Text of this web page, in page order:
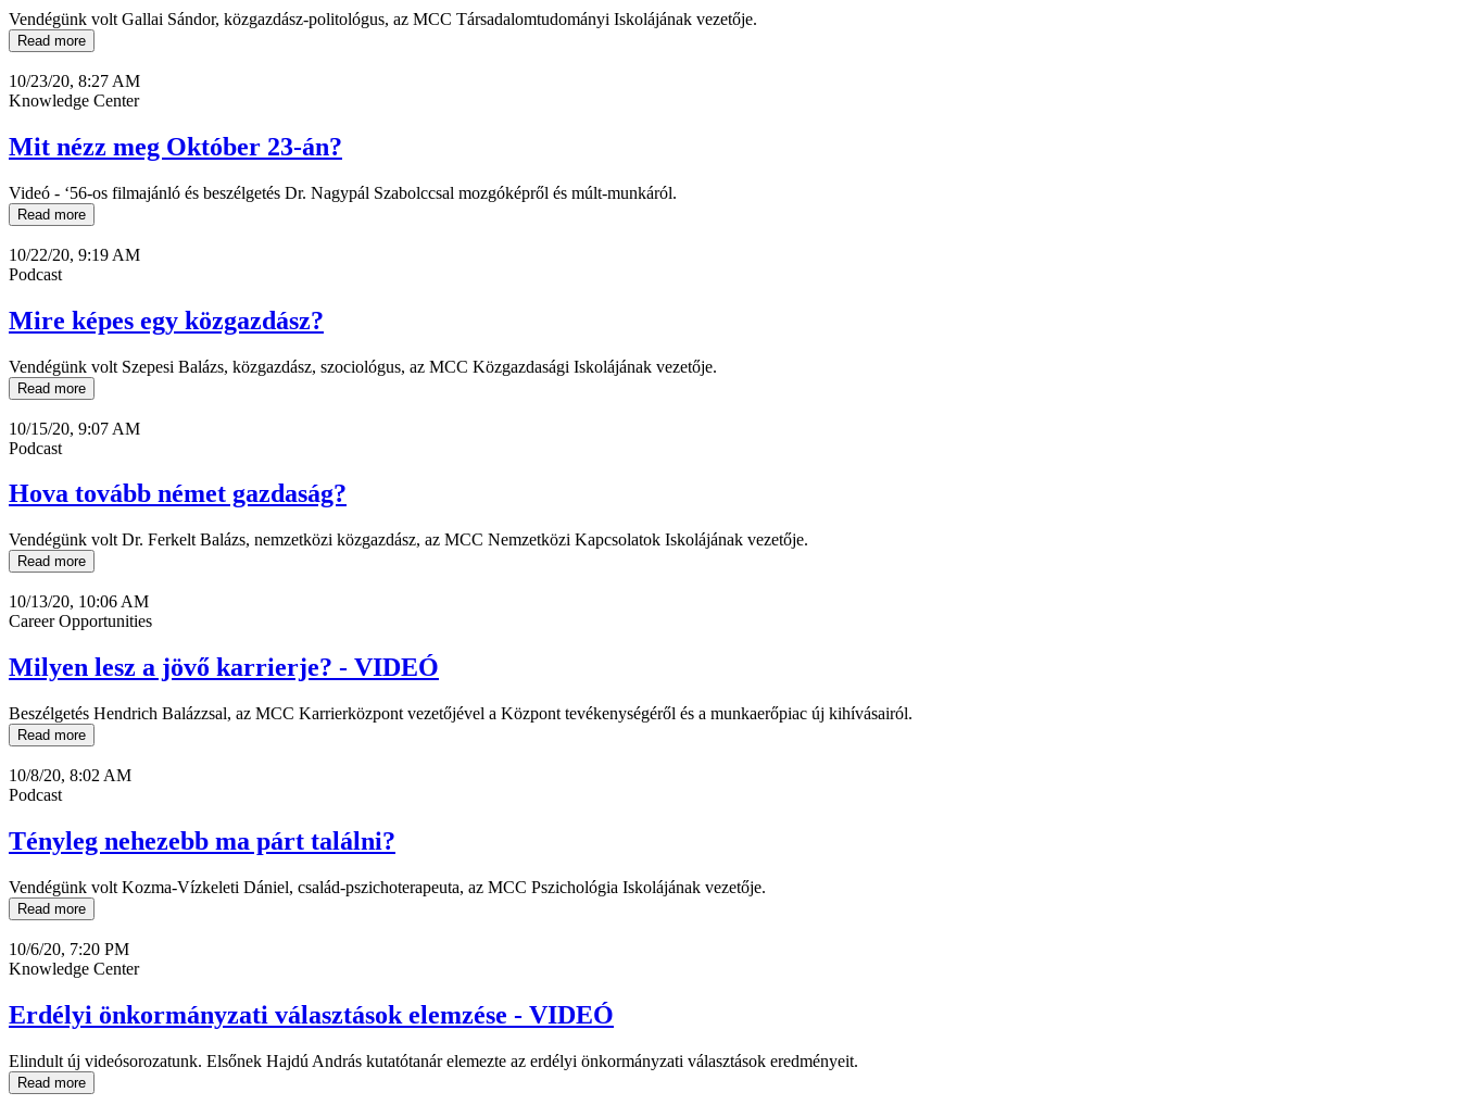
Vendégünk volt Gallai Sándor, közgazdász-politológus, az MCC Társadalomtudományi Iskolájának vezetője.
Read more
10/23/20, 8:27 AM
Knowledge Center
Mit nézz meg Október 23-án?
Videó - ‘56-os filmajánló és beszélgetés Dr. Nagypál Szabolccsal mozgóképről és múlt-munkáról.
Read more
10/22/20, 9:19 AM
Podcast
Mire képes egy közgazdász?
Vendégünk volt Szepesi Balázs, közgazdász, szociológus, az MCC Közgazdasági Iskolájának vezetője.
Read more
10/15/20, 9:07 AM
Podcast
Hova tovább német gazdaság?
Vendégünk volt Dr. Ferkelt Balázs, nemzetközi közgazdász, az MCC Nemzetközi Kapcsolatok Iskolájának vezetője.
Read more
10/13/20, 10:06 AM
Career Opportunities
Milyen lesz a jövő karrierje? - VIDEÓ
Beszélgetés Hendrich Balázzsal, az MCC Karrierközpont vezetőjével a Központ tevékenységéről és a munkaerőpiac új kihívásairól.
Read more
10/8/20, 8:02 AM
Podcast
Tényleg nehezebb ma párt találni?
Vendégünk volt Kozma-Vízkeleti Dániel, család-pszichoterapeuta, az MCC Pszichológia Iskolájának vezetője.
Read more
10/6/20, 7:20 PM
Knowledge Center
Erdélyi önkormányzati választások elemzése - VIDEÓ
Elindult új videósorozatunk. Elsőnek Hajdú András kutatótanár elemezte az erdélyi önkormányzati választások eredményeit.
Read more